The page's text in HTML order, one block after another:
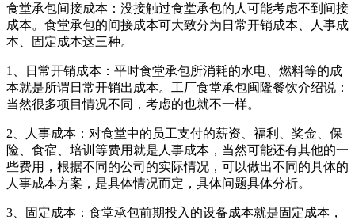
食堂承包间接成本：没接触过食堂承包的人可能考虑不到间接
成本。食堂承包的间接成本可大致分为日常开销成本、人事成
本、固定成本这三种。
1、日常开销成本：平时食堂承包所消耗的水电、燃料等的成
本就是所谓日常开销出成本。工厂食堂承包闽隆餐饮介绍说：
当然很多项目情况不同，考虑的也就不一样。
2、人事成本：对食堂中的员工支付的薪资、福利、奖金、保
险、食宿、培训等费用就是人事成本，当然可能还有其他的一
些费用，根据不同的公司的实际情况，可以做出不同的具体的
人事成本方案，是具体情况而定，具体问题具体分析。
3、固定成本：食堂承包前期投入的设备成本就是固定成本，